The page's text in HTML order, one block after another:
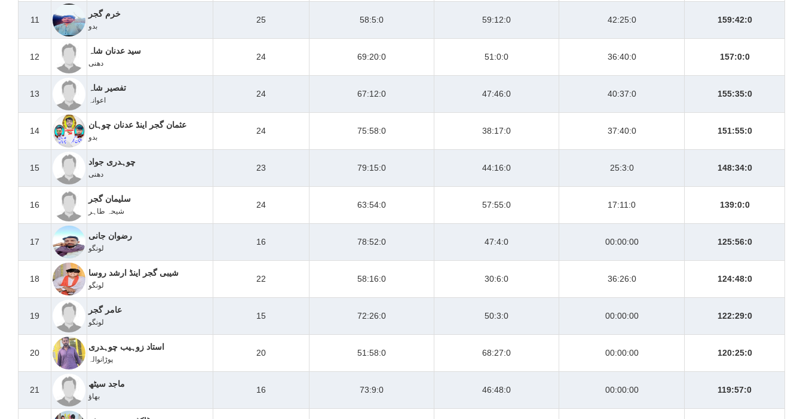
11
خرم گجر
بدو
25 58:5:0 59:12:0 42:25:0 159:42:0
12
سید عدنان شاہ
دھنی
24 69:20:0 51:0:0 36:40:0 157:0:0
13
تفصیر شاہ
اعوانہ
24 67:12:0 47:46:0 40:37:0 155:35:0
14
عثمان گجر اینڈ عدنان چوہان
بدو
24 75:58:0 38:17:0 37:40:0 151:55:0
15
چوہدری جواد
دھنی
23 79:15:0 44:16:0 25:3:0 148:34:0
16
سلیمان گجر
شیحہ طاہر
24 63:54:0 57:55:0 17:11:0 139:0:0
17
رضوان جانی
لونگو
16 78:52:0 47:4:0 00:00:00 125:56:0
18
شیبی گجر اینڈ ارشد روسا
لونگو
22 58:16:0 30:6:0 36:26:0 124:48:0
19
عامر گجر
لونگو
15 72:26:0 50:3:0 00:00:00 122:29:0
20
استاد زوہیب چوہدری
پوڑانوالہ
20 51:58:0 68:27:0 00:00:00 120:25:0
21
ماجد سیٹھ
بھاؤ
16 73:9:0 46:48:0 00:00:00 119:57:0